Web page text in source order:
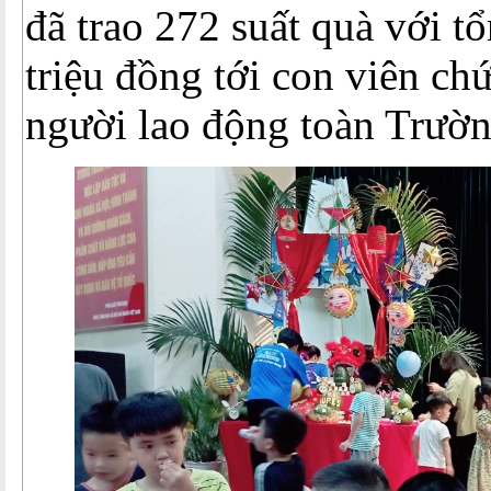
đã trao 272 suất quà với
triệu đồng tới con viên
người lao động toàn